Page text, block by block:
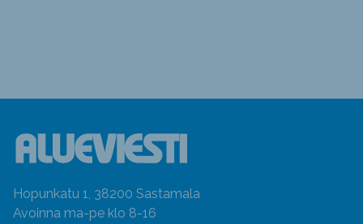
Hopunkatu 1, 38200 Sastamala
Avoinna ma-pe klo 8-16